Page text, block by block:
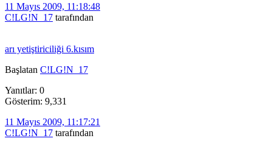
11 Mayıs 2009, 11:18:48
C!LG!N_17 tarafından
arı yetiştiriciliği 6.kısım
Başlatan C!LG!N_17
Yanıtlar: 0
Gösterim: 9,331
11 Mayıs 2009, 11:17:21
C!LG!N_17 tarafından